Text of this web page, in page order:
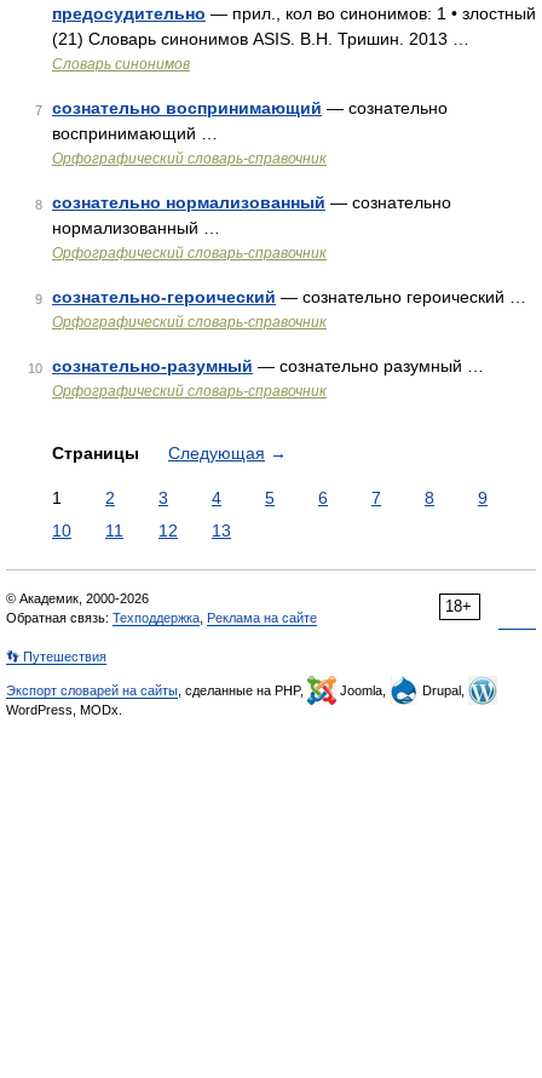
предосудительно — прил., кол во синонимов: 1 • злостный
(21) Словарь синонимов ASIS. В.Н. Тришин. 2013 …
Словарь синонимов
7 сознательно воспринимающий — сознательно
воспринимающий …
Орфографический словарь-справочник
8 сознательно нормализованный — сознательно
нормализованный …
Орфографический словарь-справочник
9 сознательно-героический — сознательно героический …
Орфографический словарь-справочник
10 сознательно-разумный — сознательно разумный …
Орфографический словарь-справочник
Страницы Следующая →
1 2 3 4 5 6 7 8
9
10
11 12 13
18+
© Академик, 2000-2026
Обратная связь: Техподдержка Реклама на сайте
👣 Путешествия
Экспорт словарей на сайты , сделанные на PHP, Joomla,
Drupal,
WordPress, MODx.